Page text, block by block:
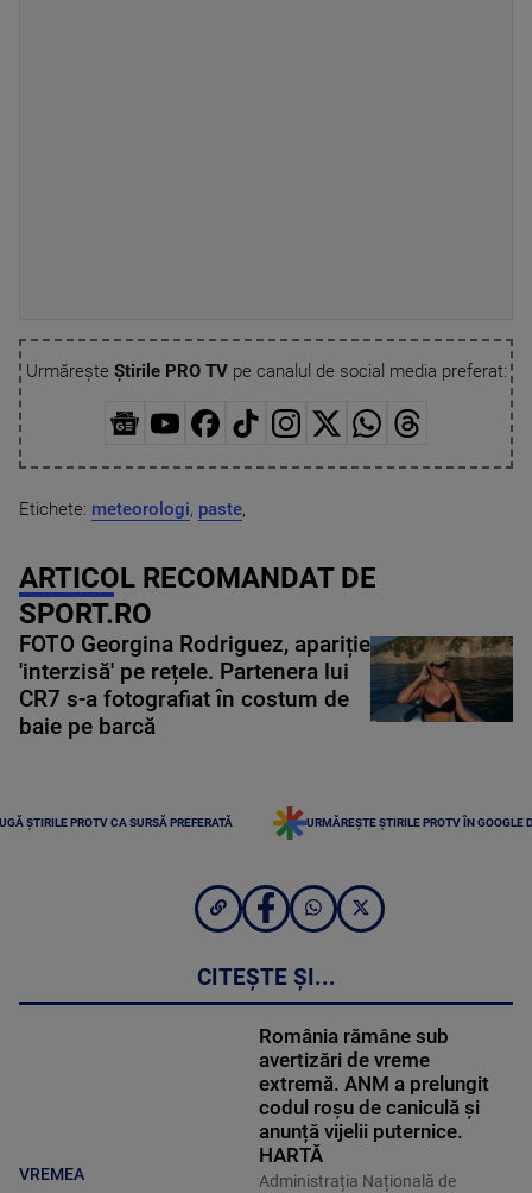
Urmărește Știrile PRO TVpe canalul de social media preferat:
Etichete: meteorologi, paste,
ARTICOL RECOMANDAT DE
SPORT.RO
FOTO Georgina Rodriguez, apariție
'interzisă' pe rețele. Partenera lui
CR7 s-a fotografiat în costum de
baie pe barcă
ȘTIRILE PROTV CA SURSĂ PREFERATĂ URMĂREȘTE ȘTIRILE PROTV ÎN GOOGLE
CITEȘTE ȘI...
VREMEA
România rămâne sub
avertizări de vreme
extremă. ANM a prelungit
codul roșu de caniculă și
anunță vijelii puternice.
HARTĂ
Administrația Națională de